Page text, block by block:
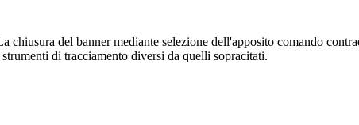
chiusura del banner mediante selezione dell'apposito comando
di tracciamento diversi da quelli sopracitati.